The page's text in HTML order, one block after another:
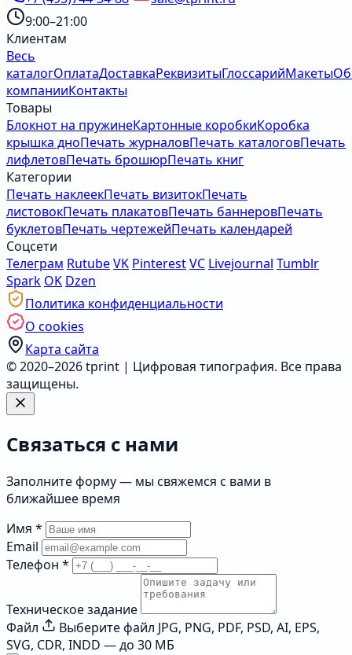
9:00–21:00
Клиентам
Весь
каталогОплатаДоставкаРеквизитыГлоссарийМакеты
компанииКонтакты
Товары
Блокнот на пружинеКартонные коробкиКоробка
крышка дноПечать журналовПечать каталоговПечать
лифлетовПечать брошюрПечать книг
Категории
Печать наклеекПечать визитокПечать
листовокПечать плакатовПечать баннеровПечать
буклетовПечать чертежейПечать календарей
Соцсети
Телеграм RutubeVK PinterestVC Livejournal Tumblr
Spark OK Dzen
Политика конфиденциальности
О cookies
Карта сайта
© 2020–2026 tprint | Цифровая типография. Все права
защищены.
Связаться с нами
Заполните форму — мы свяжемся с вами в
ближайшее время
Имя *
Email
Телефон *
Техническое задание
Файл
Выберите файл JPG, PNG, PDF, PSD, AI, EPS,
SVG, CDR, INDD — до 30 МБ